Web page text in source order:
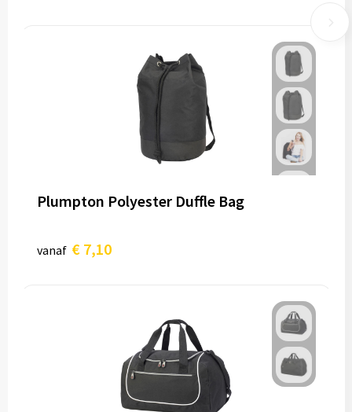
Plumpton Polyester Duffle Bag
vanaf € 7,10